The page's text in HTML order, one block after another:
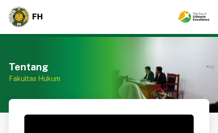
FH
Tentang
Fakultas Hukum